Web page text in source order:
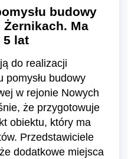
budowy
Ma
5 lat
do realizacji
pomysłu budowy
w rejonie Nowych
że przygotowuje
obiektu, który ma
Przedstawiciele
dodatkowe miejsca